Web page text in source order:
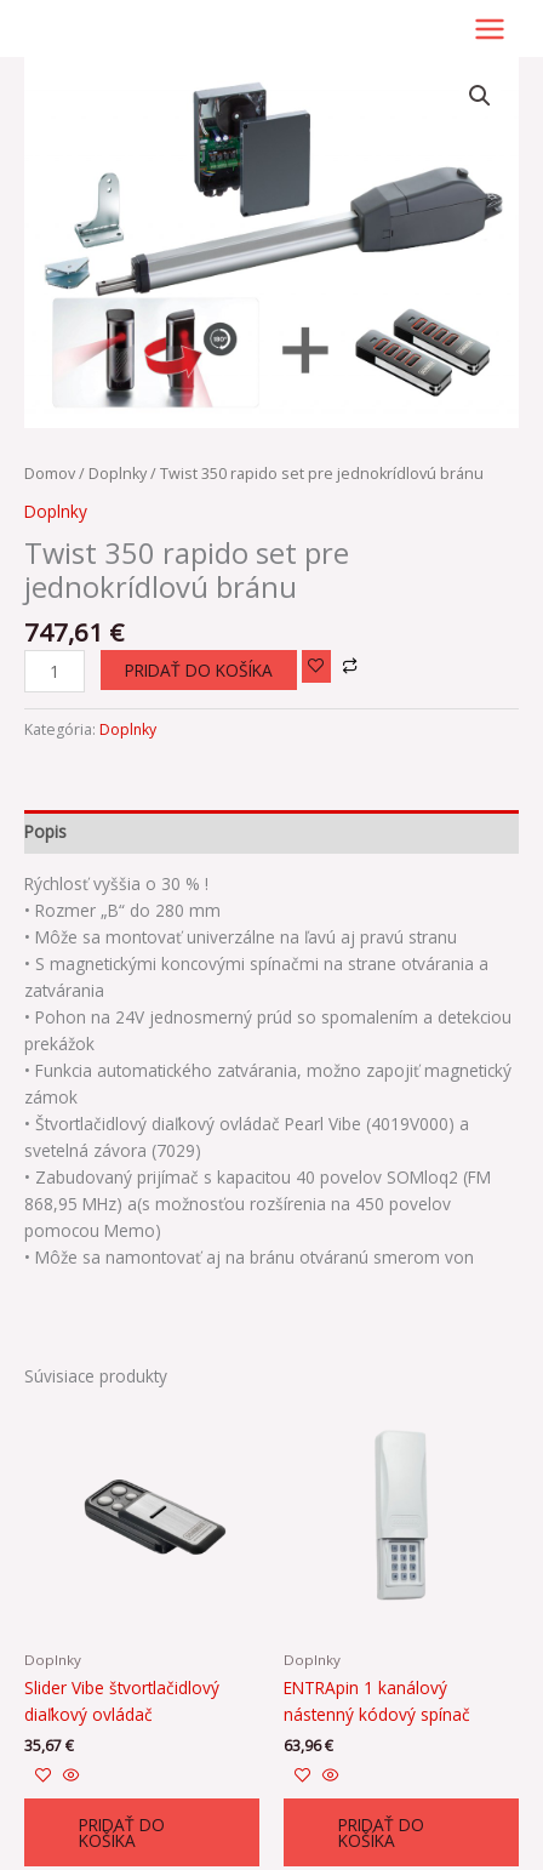
Domov/ Doplnky/ Twist 350 rapido set pre jednokrídlovú bránu
Doplnky
Twist 350 rapido set pre
jednokrídlovú bránu
747,61 €
jednokrídlovú
bránu
PRIDAŤ DO KOŠÍKA
Kategória: Doplnky
Popis
Rýchlosť vyššia o 30 % !
• Rozmer „B“ do 280 mm
• Môže sa montovať univerzálne na ľavú aj pravú stranu
• S magnetickými koncovými spínačmi na strane otvárania a
zatvárania
• Pohon na 24V jednosmerný prúd so spomalením a detekciou
prekážok
• Funkcia automatického zatvárania, možno zapojiť magnetický
zámok
• Štvortlačidlový diaľkový ovládač Pearl Vibe (4019V000) a
svetelná závora (7029)
• Zabudovaný prijímač s kapacitou 40 povelov SOMloq2 (FM
868,95 MHz) a(s možnosťou rozšírenia na 450 povelov
pomocou Memo)
• Môže sa namontovať aj na bránu otváranú smerom von
Súvisiace produkty
Doplnky
Slider Vibe štvortlačidlový
diaľkový ovládač
35,67€
PRIDAŤ DO
KOŠÍKA
Doplnky
ENTRApin 1 kanálový
nástenný kódový spínač
63,96€
PRIDAŤ DO
KOŠÍKA